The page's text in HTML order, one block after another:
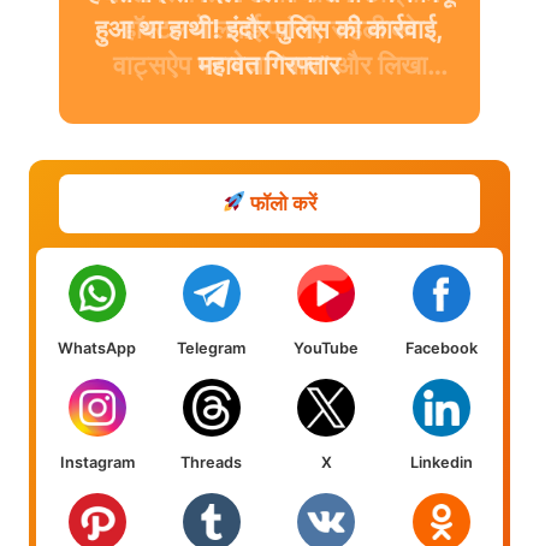
हॉस्टल में लगाई फांसी, सहेली को
वाट्सऐप पर भेजा “बाय” और लिखा
फॉलो करें
WhatsApp Telegram YouTube Facebook
Instagram Threads X Linkedin